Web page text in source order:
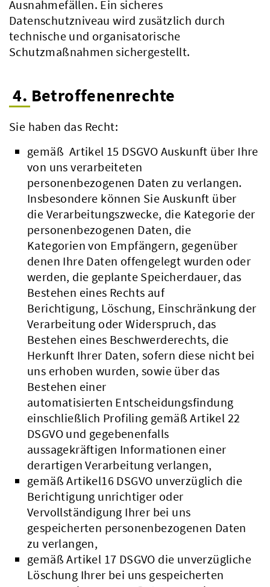
Ausnahmefällen. Ein sicheres
Datenschutzniveau wird zusätzlich durch
technische und organisatorische
Schutzmaßnahmen sichergestellt.
4. Betroffenenrechte
Sie haben das Recht:
gemäß Artikel 15 DSGVO Auskunft über Ihre
von uns verarbeiteten
personenbezogenen Daten zu verlangen.
Insbesondere können Sie Auskunft über
die Verarbeitungszwecke, die Kategorie der
personenbezogenen Daten, die
Kategorien von Empfängern, gegenüber
denen Ihre Daten offengelegt wurden oder
werden, die geplante Speicherdauer, das
Bestehen eines Rechts auf
Berichtigung, Löschung, Einschränkung der
Verarbeitung oder Widerspruch, das
Bestehen eines Beschwerderechts, die
Herkunft Ihrer Daten, sofern diese nicht bei
uns erhoben wurden, sowie über das
Bestehen einer
automatisierten Entscheidungsfindung
einschließlich Profiling gemäß Artikel 22
DSGVO und gegebenenfalls
aussagekräftigen Informationen einer
derartigen Verarbeitung verlangen,
gemäß Artikel16 DSGVO unverzüglich die
Berichtigung unrichtiger oder
Vervollständigung Ihrer bei uns
gespeicherten personenbezogenen Daten
zu verlangen,
gemäß Artikel 17 DSGVO die unverzügliche
Löschung Ihrer bei uns gespeicherten